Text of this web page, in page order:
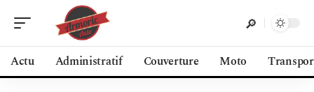
Actu Administratif Couverture Moto